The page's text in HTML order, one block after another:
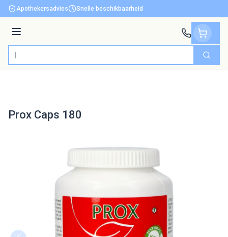
Ga naar de inhoud
Apothekersadvies Snelle beschikbaarheid
Menu
Product, merk, categorie... Zoek
Prox Caps 180